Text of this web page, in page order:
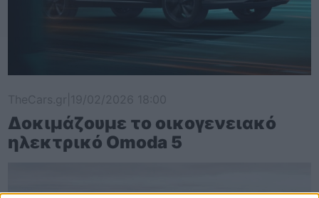
Δοκιμάζουμε το οικογενειακό
ηλεκτρικό Omoda 5